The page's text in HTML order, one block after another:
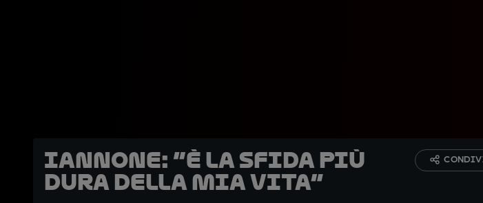
Iannone: “È la sfida più
dura della mia vita”